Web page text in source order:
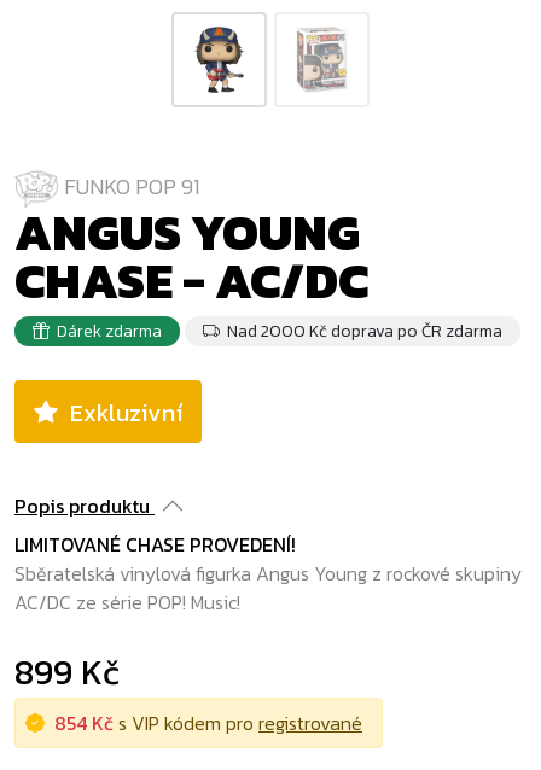
FUNKO POP 91
ANGUS YOUNG
CHASE - AC/DC
Dárek zdarma Nad 2000 Kč doprava po ČR zdarma
Exkluzivní
Popis produktu
LIMITOVANÉ CHASE PROVEDENÍ!
Sběratelská vinylová figurka Angus Young z rockové skupiny
AC/DC ze série POP! Music!
899 Kč
854 Kčs VIP kódem pro registrované